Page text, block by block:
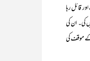
قائل رہا
کی۔ ان کی
کے موقف کی